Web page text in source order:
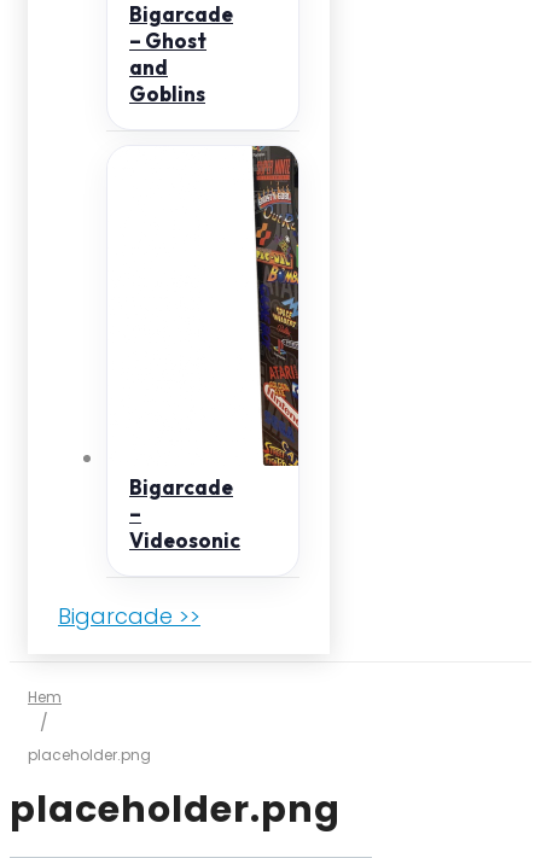
Bigarcade
– Ghost
and
Goblins
Bigarcade
–
Videosonic
Bigarcade >>
Hem
/
placeholder.png
placeholder.png